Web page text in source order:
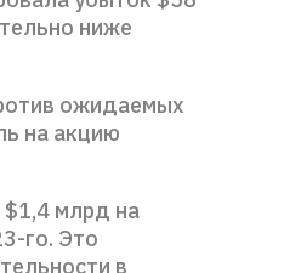
ниже
ожидаемых
на акцию
$1,4 млрд на
го. Это
в